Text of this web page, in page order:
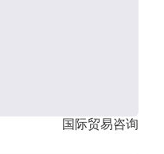
国际贸易咨询